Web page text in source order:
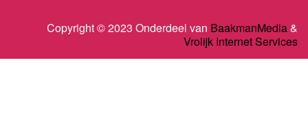
Copyright © 2023 Onderdeel van BaakmanMedia&
Vrolijk Internet Services